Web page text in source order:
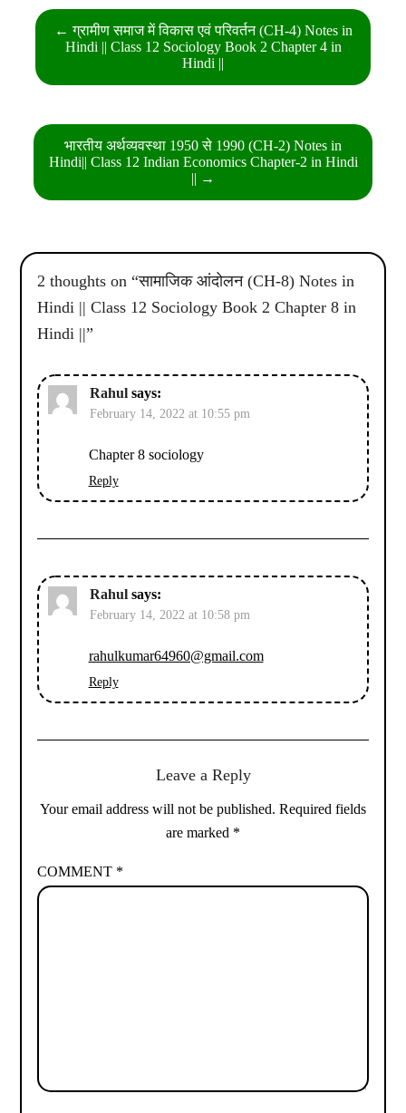
Post
navigation
← ग्रामीण समाज में विकास एवं परिवर्तन (CH-4) Notes in
Hindi || Class 12 Sociology Book 2 Chapter 4 in
Hindi ||
भारतीय अर्थव्यवस्था 1950 से 1990 (CH-2) Notes in
Hindi|| Class 12 Indian Economics Chapter-2 in Hindi
|| →
2 thoughts on “सामाजिक आंदोलन (CH-8) Notes in
Hindi || Class 12 Sociology Book 2 Chapter 8 in
Hindi ||”
Rahul says:
February 14, 2022 at 10:55 pm
Chapter 8 sociology
Reply
Rahul says:
February 14, 2022 at 10:58 pm
rahulkumar64960@gmail.com
Reply
Leave a Reply
Your email address will not be published. Required fields
are marked *
COMMENT *